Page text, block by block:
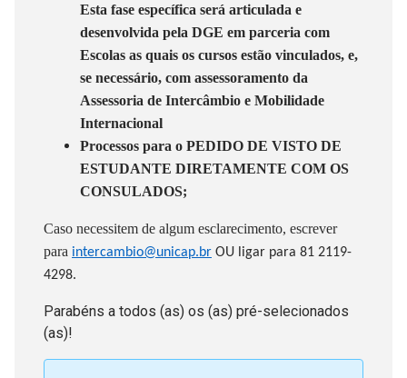
Esta fase específica será articulada e
desenvolvida pela DGE em parceria com
Escolas as quais os cursos estão vinculados, e,
se necessário, com assessoramento da
Assessoria de Intercâmbio e Mobilidade
Internacional
Processos para o PEDIDO DE VISTO DE
ESTUDANTE DIRETAMENTE COM OS
CONSULADOS;
Caso necessitem de algum esclarecimento, escrever
para intercambio@unicap.br OU ligar para 81 2119-
4298.
Parabéns a todos (as) os (as) pré-selecionados
(as)!